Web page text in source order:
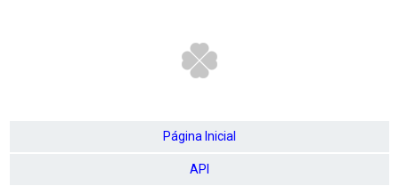
Página Inicial
API